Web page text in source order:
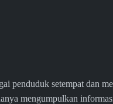
penduduk setempat dan
mengumpulkan